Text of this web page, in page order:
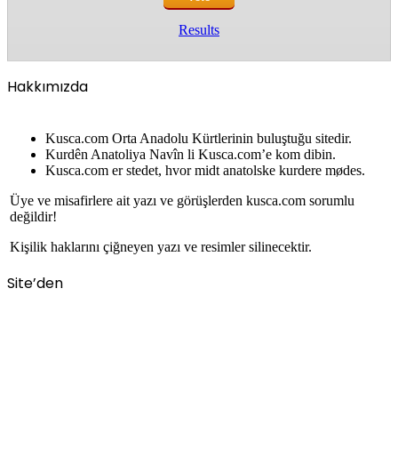
Results
Hakkımızda
Kusca.com Orta Anadolu Kürtlerinin buluştuğu sitedir.
Kurdên Anatoliya Navîn li Kusca.com’e kom dibin.
Kusca.com er stedet, hvor midt anatolske kurdere mødes.
Üye ve misafirlere ait yazı ve görüşlerden kusca.com sorumlu
değildir!
Kişilik haklarını çiğneyen yazı ve resimler silinecektir.
Site’den